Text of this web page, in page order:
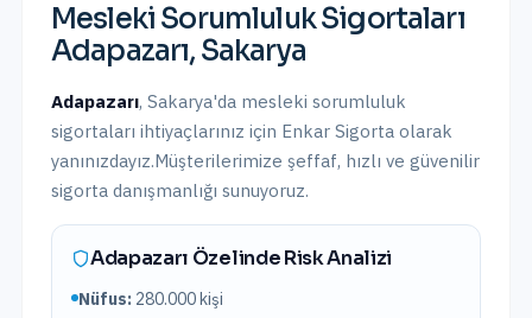
Mesleki Sorumluluk Sigortaları
Adapazarı, Sakarya
Adapazarı, Sakarya'da mesleki sorumluluk
sigortaları ihtiyaçlarınız için Enkar Sigorta olarak
yanınızdayız.Müşterilerimize şeffaf, hızlı ve güvenilir
sigorta danışmanlığı sunuyoruz.
Adapazarı Özelinde Risk Analizi
Nüfus: 280.000kişi